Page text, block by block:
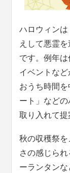
ハロウィン
えして悪霊
です。例年
イベントなど
おうち時間
ート」などの
取り入れて
秋の収穫祭
さの感じら
ーランタン